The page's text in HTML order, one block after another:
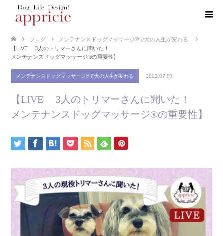
ブログ
メンテナンスドッグマッサージ®で犬の人生が変わる
【LIVE 3人のトリマーさんに聞いた！
メンテナンスドッグマッサージ®️の重要性】
メンテナンスドッグマッサージ®で犬の人生が変わる 2023.07.03
【LIVE 3人のトリマーさんに聞いた！
メンテナンスドッグマッサージ®️の重要性】